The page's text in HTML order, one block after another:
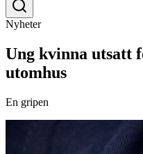
Nyheter
Ung kvinna utsatt
utomhus
En gripen